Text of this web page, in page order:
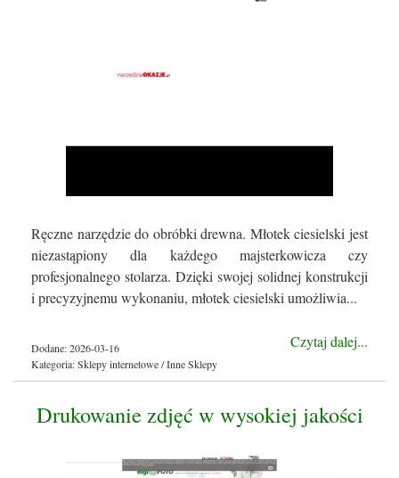
Ręczne narzędzie do obróbki drewna. Młotek ciesielski jest
niezastąpiony dla każdego majsterkowicza czy
profesjonalnego stolarza. Dzięki swojej solidnej konstrukcji
i precyzyjnemu wykonaniu, młotek ciesielski umożliwia...
Czytaj dalej...
Dodane: 2026-03-16
Kategoria: Sklepy internetowe / Inne Sklepy
Drukowanie zdjęć w wysokiej jakości